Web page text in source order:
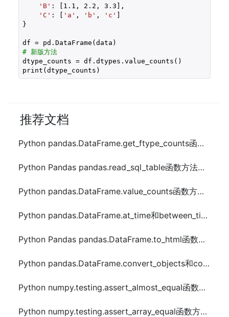
'B' : [ 1.1 , 2.2 , 3.3 ],
'C' : [ 'a' , 'b' , 'c' ]
}
# 新版方法
dtype_counts = df.dtypes.value_counts()
推荐文档
Python pandas.DataFrame.get_ftype_counts函数方法的使用
Python Pandas pandas.read_sql_table函数方法的使用
Python pandas.DataFrame.value_counts函数方法的使用
Python pandas.DataFrame.at_time和between_time函数方法的使用
Python Pandas pandas.DataFrame.to_html函数方法的使用
Python pandas.DataFrame.convert_objects和compound函数方法的使用
Python numpy.testing.assert_almost_equal函数方法的使用
Python numpy.testing.assert_array_equal函数方法的使用